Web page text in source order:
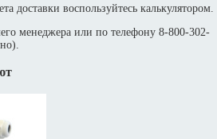
доставки воспользуйтесь калькулятором.
менеджера или по телефону 8-800-302-